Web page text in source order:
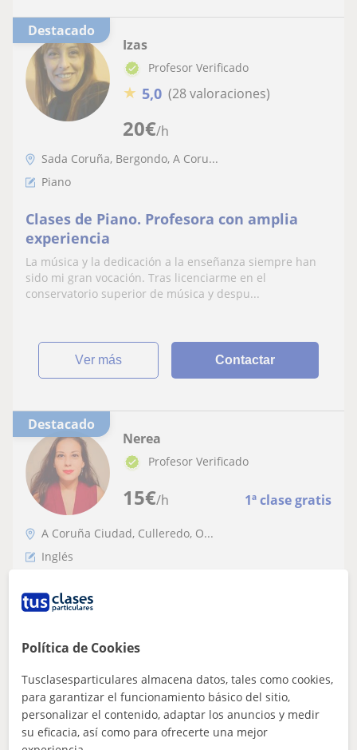
Destacado
20€/h
Izas
Profesor Verificado
★ 5,0 (28 valoraciones)
Sada Coruña, Bergondo, A Coru...
Piano
Clases de Piano. Profesora con amplia
experiencia
La música y la dedicación a la enseñanza siempre han
sido mi gran vocación. Tras licenciarme en el
conservatorio superior de música y despu...
ver más Contactar
Destacado
15€/h 1ª clase gratis
Nerea
Profesor Verificado
A Coruña Ciudad, Culleredo, O...
Inglés
Clases de inglés amenas y adaptadas en A
Coruña
como profesora de inglés, centrando mi enfoque en las
ver más Contactar
Política de Cookies
Tusclasesparticulares almacena datos, tales como cookies,
para garantizar el funcionamiento básico del sitio,
personalizar el contenido, adaptar los anuncios y medir
su eficacia, así como para ofrecerte una mejor